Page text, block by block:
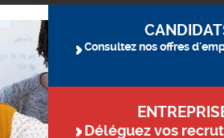
Consultez nos offres
Déléguez vos